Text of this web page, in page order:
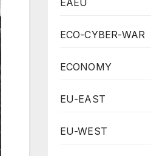
ECO-CYBER-WAR
ECONOMY
EU-EAST
EU-WEST